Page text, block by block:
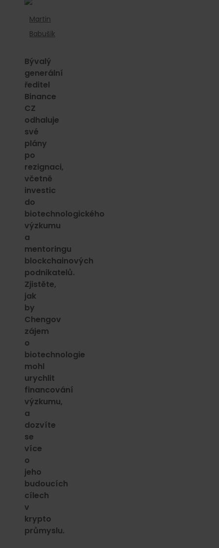
Martin
Babušík
Bývalý
generální
ředitel
Binance
CZ
odhaluje
své
plány
po
rezignaci,
včetně
investic
do
biotechnologického
výzkumu
a
mentoringu
blockchainových
podnikatelů.
Zjistěte,
jak
by
Chengov
zájem
o
biotechnologie
mohl
urychlit
financování
výzkumu,
a
dozvíte
se
více
o
jeho
budoucích
cílech
v
krypto
průmyslu.